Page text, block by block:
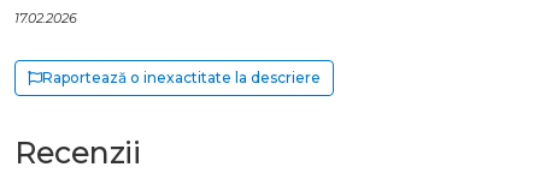
17.02.2026
Raportează o inexactitate la descriere
Recenzii